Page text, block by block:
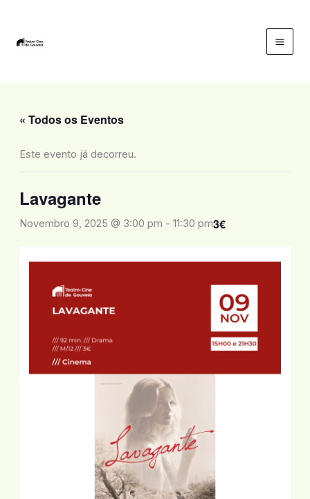
content
Main
« Todos os Eventos
Este evento já decorreu.
Lavagante
Novembro 9, 2025 @ 3:00 pm - 11:30 pm3€